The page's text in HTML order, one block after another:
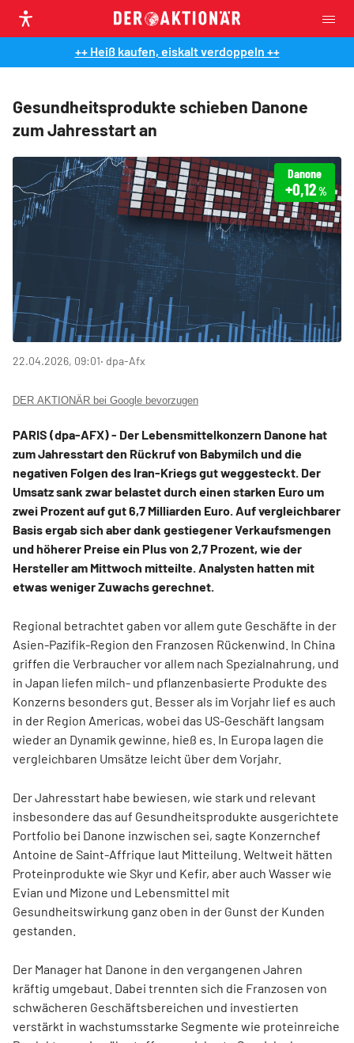
++ Heiß kaufen, eiskalt verdoppeln ++
Gesundheitsprodukte schieben Danone
zum Jahresstart an
Danone
+0,12%
22.04.2026, 09:01‧ dpa-Afx
DER AKTIONÄR bei Google bevorzugen
PARIS (dpa-AFX) - Der Lebensmittelkonzern Danone hat
zum Jahresstart den Rückruf von Babymilch und die
negativen Folgen des Iran-Kriegs gut weggesteckt. Der
Umsatz sank zwar belastet durch einen starken Euro um
zwei Prozent auf gut 6,7 Milliarden Euro. Auf vergleichbarer
Basis ergab sich aber dank gestiegener Verkaufsmengen
und höherer Preise ein Plus von 2,7 Prozent, wie der
Hersteller am Mittwoch mitteilte. Analysten hatten mit
etwas weniger Zuwachs gerechnet.
Regional betrachtet gaben vor allem gute Geschäfte in der
Asien-Pazifik-Region den Franzosen Rückenwind. In China
griffen die Verbraucher vor allem nach Spezialnahrung, und
in Japan liefen milch- und pflanzenbasierte Produkte des
Konzerns besonders gut. Besser als im Vorjahr lief es auch
in der Region Americas, wobei das US-Geschäft langsam
wieder an Dynamik gewinne, hieß es. In Europa lagen die
vergleichbaren Umsätze leicht über dem Vorjahr.
Der Jahresstart habe bewiesen, wie stark und relevant
insbesondere das auf Gesundheitsprodukte ausgerichtete
Portfolio bei Danone inzwischen sei, sagte Konzernchef
Antoine de Saint-Affrique laut Mitteilung. Weltweit hätten
Proteinprodukte wie Skyr und Kefir, aber auch Wasser wie
Evian und Mizone und Lebensmittel mit
Gesundheitswirkung ganz oben in der Gunst der Kunden
gestanden.
Der Manager hat Danone in den vergangenen Jahren
kräftig umgebaut. Dabei trennten sich die Franzosen von
schwächeren Geschäftsbereichen und investierten
verstärkt in wachstumsstarke Segmente wie proteinreiche